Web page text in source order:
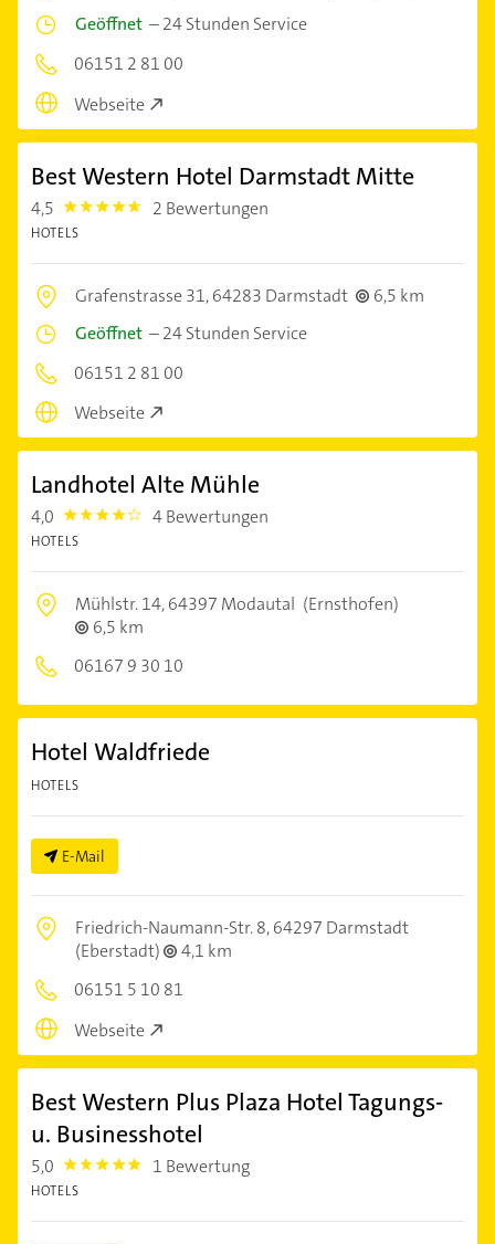
Geöffnet –24 Stunden Service
06151 2 81 00
Webseite
Best Western Hotel Darmstadt Mitte
4,5 4.5 2 Bewertungen
HOTELS
Grafenstrasse 31,64283 Darmstadt
6,5 km
Geöffnet –24 Stunden Service
06151 2 81 00
Webseite
Landhotel Alte Mühle
4,0 4.0 4 Bewertungen
HOTELS
Mühlstr. 14,64397 Modautal (Ernsthofen)
6,5 km
06167 9 30 10
Hotel Waldfriede
HOTELS
E-Mail
Friedrich-Naumann-Str. 8,64297 Darmstadt
(Eberstadt)
4,1 km
06151 5 10 81
Webseite
Best Western Plus Plaza Hotel Tagungs-
u. Businesshotel
5,0 5.0 1 Bewertung
HOTELS